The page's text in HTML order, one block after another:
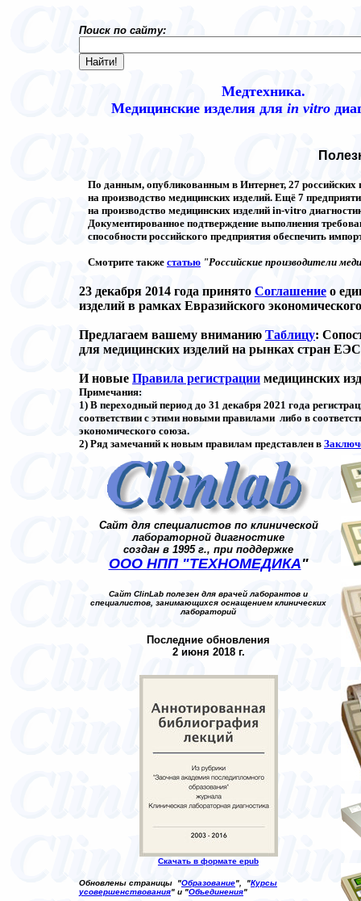
Поиск по сайту:
Медтехника.
Медицинские изделия для in vitro
По данным, опубликованным в Интернет, 27 российских
на производство медицинских изделий. Ещё 7
на производство медицинских изделий in-vitro
Документированное подтверждение выполнения
способности российского предприятия обеспечить
Смотрите также статью "Российские производители
23 декабря 2014 года принято Соглашение о
изделий в рамках Евразийского э
Предлагаем вашему вниманию Таблицу:
для медицинских изделий на рынках стран
И новые Правила регистрации медицинских
Примечания:
1) В переходный период до 31 декабря 2021 года
соответствии с этими новыми правилами либо в
экономического союза.
2) Ряд замечаний к новым правилам представлен в
Сайт для специалистов по клинической
лабораторной диагностике
создан в 1995 г., при поддержке
ООО НПП "ТЕХНОМЕДИКА"
Сайт ClinLab полезен для врачей лаборантов и
специалистов, занимающихся оснащением клинических
лабораторий
Последние обновления
2 июня 2018 г.
Скачать в формате epub
Обновлены страницы "Образование", "Курсы
усовершенствования" и "Объединения"